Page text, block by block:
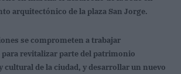
arquitectónico de la plaza San Jorge.
se comprometen a trabajar
revitalizar parte del patrimonio
cultural de la ciudad, y desarrollar un nuevo